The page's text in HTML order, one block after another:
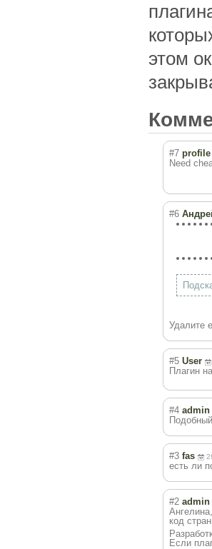
этом
#7 profile
Need
#6
Удалите
#5 User
Плагин
#4 admin
#3 fas
есть ли
#2 admin
код
Если